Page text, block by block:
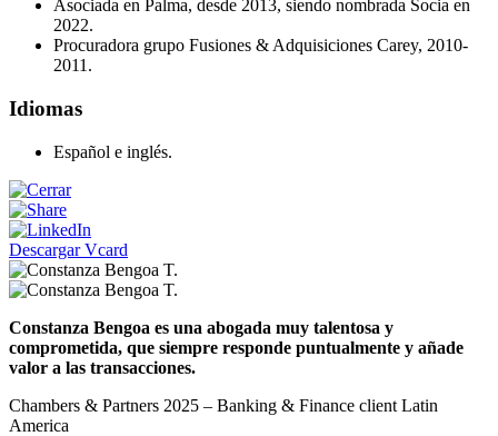
Asociada en Palma, desde 2013, siendo nombrada Socia en
2022.
Procuradora grupo Fusiones & Adquisiciones Carey, 2010-
2011.
Idiomas
Español e inglés.
Descargar Vcard
Constanza Bengoa es una abogada muy talentosa y
comprometida, que siempre responde puntualmente y añade
valor a las transacciones.
Chambers & Partners 2025 – Banking & Finance client Latin
America